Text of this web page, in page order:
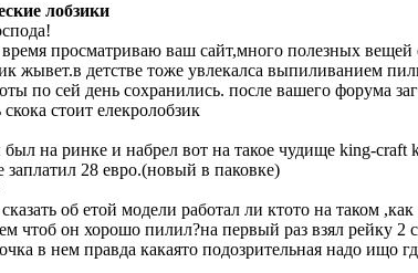
лобзики
просматриваю ваш сайт,много полезных вещей
жывет.в детстве тоже увлекалса выпиливанием
по сей день сохранились. после вашего форума
стоит елекролобзик
на ринке и набрел вот на такое чудище king-
заплатил 28 евро.(новый в паковке)
об етой модели работал ли ктото на таком
чтоб он хорошо пилил?на первый раз взял рейку 2
в нем правда какаято подозрительная надо ищо